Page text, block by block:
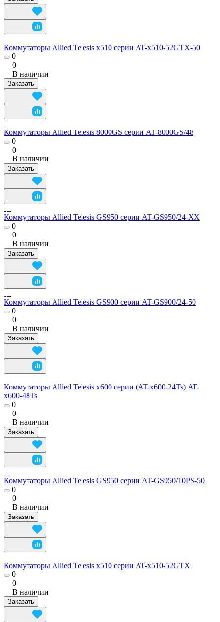
Коммутаторы Allied Telesis x510 серии AT-x510-52GTX-50
0
0
В наличии
Заказать
Коммутаторы Allied Telesis 8000GS серии AT-8000GS/48
0
0
В наличии
Заказать
Коммутаторы Allied Telesis GS950 серии AT-GS950/24-XX
0
0
В наличии
Заказать
Коммутаторы Allied Telesis GS900 серии AT-GS900/24-50
0
0
В наличии
Заказать
Коммутаторы Allied Telesis x600 серии (AT-x600-24Ts) AT-
x600-48Ts
0
0
В наличии
Заказать
Коммутаторы Allied Telesis GS950 серии AT-GS950/10PS-50
0
0
В наличии
Заказать
Коммутаторы Allied Telesis x510 серии AT-x510-52GTX
0
0
В наличии
Заказать